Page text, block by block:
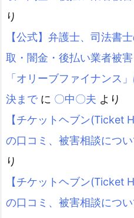
り
【公式】弁護士、司法書
取・闇金・後払い業者被害
「オリーブファイナンス
決までに 〇中〇夫 より
【チケットヘブン(Ticket
の口コミ、被害相談につい
り
【チケットヘブン(Ticket
の口コミ、被害相談につい